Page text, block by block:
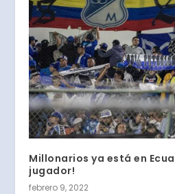
Millonarios ya está en
jugador!
febrero 9, 2022